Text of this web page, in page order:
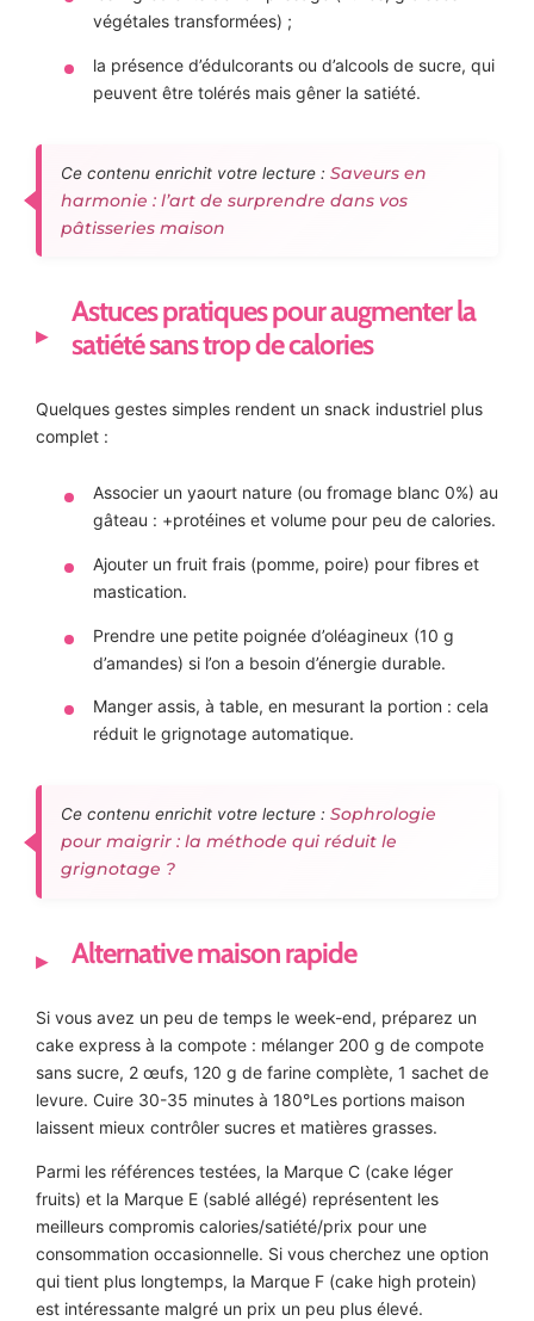
végétales transformées) ;
la présence d’édulcorants ou d’alcools de sucre, qui
peuvent être tolérés mais gêner la satiété.
Ce contenu enrichit votre lecture : Saveurs en
harmonie : l’art de surprendre dans vos
pâtisseries maison
Astuces pratiques pour augmenter la
satiété sans trop de calories
Quelques gestes simples rendent un snack industriel plus
complet :
Associer un yaourt nature (ou fromage blanc 0%) au
gâteau : +protéines et volume pour peu de calories.
Ajouter un fruit frais (pomme, poire) pour fibres et
mastication.
Prendre une petite poignée d’oléagineux (10 g
d’amandes) si l’on a besoin d’énergie durable.
Manger assis, à table, en mesurant la portion : cela
réduit le grignotage automatique.
Ce contenu enrichit votre lecture : Sophrologie
pour maigrir : la méthode qui réduit le
grignotage ?
Alternative maison rapide
Si vous avez un peu de temps le week-end, préparez un
cake express à la compote : mélanger 200 g de compote
sans sucre, 2 œufs, 120 g de farine complète, 1 sachet de
levure. Cuire 30-35 minutes à 180°Les portions maison
laissent mieux contrôler sucres et matières grasses.
Parmi les références testées, la Marque C (cake léger
fruits) et la Marque E (sablé allégé) représentent les
meilleurs compromis calories/satiété/prix pour une
consommation occasionnelle. Si vous cherchez une option
qui tient plus longtemps, la Marque F (cake high protein)
est intéressante malgré un prix un peu plus élevé.